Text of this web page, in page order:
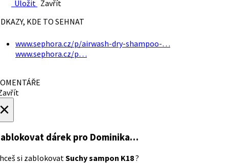
Uložit Zavřít
KDE TO SEHNAT
www.sephora.cz/p/airwash-dry-shampoo-…
www.sephora.cz/p…
dárek pro Dominika…
si zablokovatSuchy sampon K18?